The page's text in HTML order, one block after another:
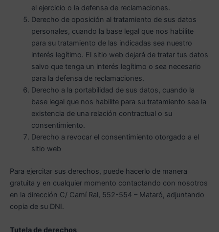
el ejercicio o la defensa de reclamaciones.
Derecho de oposición al tratamiento de sus datos
personales, cuando la base legal que nos habilite
para su tratamiento de las indicadas sea nuestro
interés legítimo. El sitio web dejará de tratar tus datos
salvo que tenga un interés legítimo o sea necesario
para la defensa de reclamaciones.
Derecho a la portabilidad de sus datos, cuando la
base legal que nos habilite para su tratamiento sea la
existencia de una relación contractual o su
consentimiento.
Derecho a revocar el consentimiento otorgado a el
sitio web
Para ejercitar sus derechos, puede hacerlo de manera
gratuita y en cualquier momento contactando con nosotros
en la dirección C/ Camí Ral, 552-554 – Mataró, adjuntando
copia de su DNI.
Tutela de derechos